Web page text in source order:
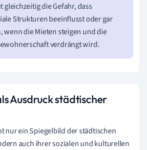
gleichzeitig die Gefahr, dass
Strukturen beeinflusst oder gar
wenn die Mieten steigen und die
verdrängt wird.
Ausdruck städtischer
nur ein Spiegelbild der städtischen
auch ihrer sozialen und kulturellen